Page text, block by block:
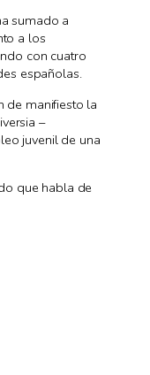
sumado a
a los
con cuatro
españolas.
de manifiesto la
–
juvenil de una
que habla de